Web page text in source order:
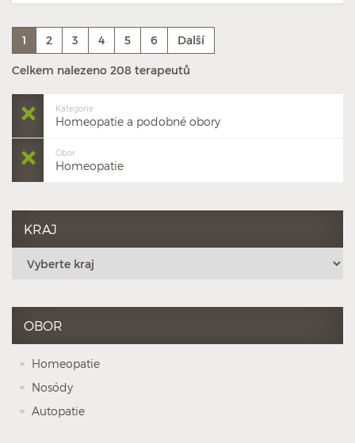
1 2 3 4 5 6 Další
Celkem nalezeno 208 terapeutů
Kategorie
Homeopatie a podobné obory
Obor
Homeopatie
KRAJ
OBOR
Homeopatie
Nosódy
Autopatie